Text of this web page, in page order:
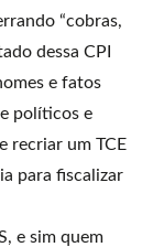
“cobras,
dessa CPI
e fatos
políticos e
recriar um TCE
para fiscalizar
e sim quem